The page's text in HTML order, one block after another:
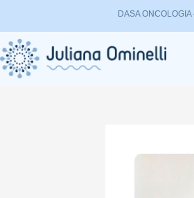
content
DASA ONCOLOGIA